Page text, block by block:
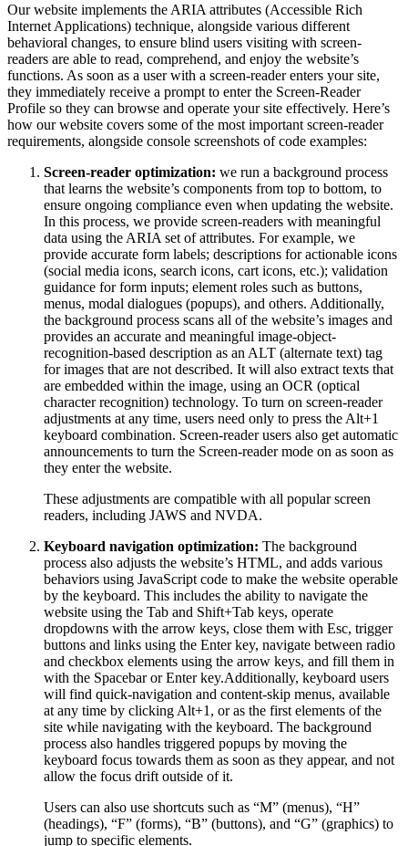
Our website implements the ARIA attributes (Accessible Rich
Internet Applications) technique, alongside various different
behavioral changes, to ensure blind users visiting with screen-
readers are able to read, comprehend, and enjoy the website’s
functions. As soon as a user with a screen-reader enters your site,
they immediately receive a prompt to enter the Screen-Reader
Profile so they can browse and operate your site effectively. Here’s
how our website covers some of the most important screen-reader
requirements, alongside console screenshots of code examples:
Screen-reader optimization: we run a background process
that learns the website’s components from top to bottom, to
ensure ongoing compliance even when updating the website.
In this process, we provide screen-readers with meaningful
data using the ARIA set of attributes. For example, we
provide accurate form labels; descriptions for actionable icons
(social media icons, search icons, cart icons, etc.); validation
guidance for form inputs; element roles such as buttons,
menus, modal dialogues (popups), and others. Additionally,
the background process scans all of the website’s images and
provides an accurate and meaningful image-object-
recognition-based description as an ALT (alternate text) tag
for images that are not described. It will also extract texts that
are embedded within the image, using an OCR (optical
character recognition) technology. To turn on screen-reader
adjustments at any time, users need only to press the Alt+1
keyboard combination. Screen-reader users also get automatic
announcements to turn the Screen-reader mode on as soon as
they enter the website.
These adjustments are compatible with all popular screen
readers, including JAWS and NVDA.
Keyboard navigation optimization: The background
process also adjusts the website’s HTML, and adds various
behaviors using JavaScript code to make the website operable
by the keyboard. This includes the ability to navigate the
website using the Tab and Shift+Tab keys, operate
dropdowns with the arrow keys, close them with Esc, trigger
buttons and links using the Enter key, navigate between radio
and checkbox elements using the arrow keys, and fill them in
with the Spacebar or Enter key.Additionally, keyboard users
will find quick-navigation and content-skip menus, available
at any time by clicking Alt+1, or as the first elements of the
site while navigating with the keyboard. The background
process also handles triggered popups by moving the
keyboard focus towards them as soon as they appear, and not
allow the focus drift outside of it.
Users can also use shortcuts such as “M” (menus), “H”
(headings), “F” (forms), “B” (buttons), and “G” (graphics) to
jump to specific elements.